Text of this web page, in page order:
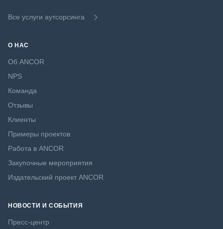
Все услуги аутсорсинга
О НАС
Об ANCOR
NPS
Команда
Отзывы
Клиенты
Примеры проектов
Работа в ANCOR
Закупочные мероприятия
Издательский проект ANCOR
НОВОСТИ И СОБЫТИЯ
Пресс-центр